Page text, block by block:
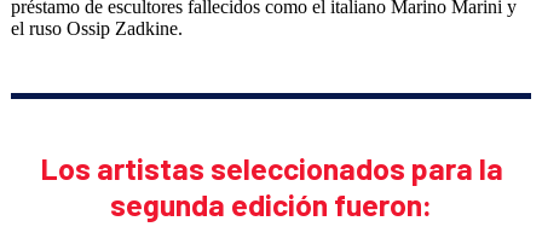
préstamo de escultores fallecidos como el italiano Marino Marini y
el ruso Ossip Zadkine.
Los artistas seleccionados para la
segunda edición fueron: